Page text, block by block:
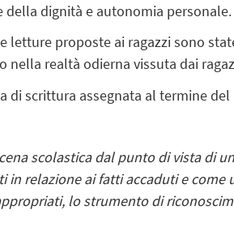
della dignità e autonomia personale.
letture proposte ai ragazzi sono
nella realtà odierna vissuta dai
di scrittura assegnata al termine
scolastica dal punto di vista di
in relazione ai fatti accaduti e
lo strumento di